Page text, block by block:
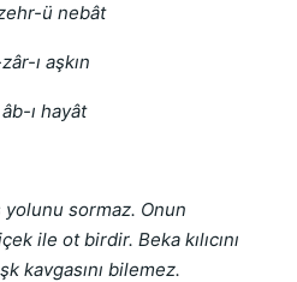
ü nebât
ı aşkın
ı hayât
sormaz. Onun
ile ot birdir. Beka kılıcını
kavgasını bilemez.